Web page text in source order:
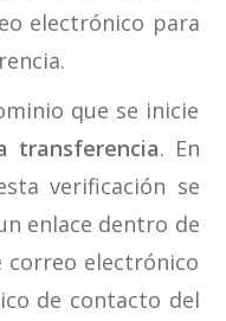
electrónico para
que se inicie
transferencia. En
verificación se
enlace dentro de
correo electrónico
de contacto del